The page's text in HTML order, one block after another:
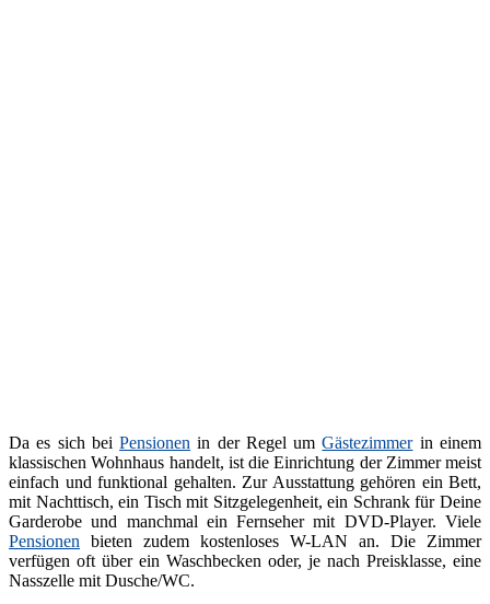
Da es sich beiPensionen in der Regel umGästezimmerin einem
klassischen Wohnhaus handelt, ist die Einrichtung der Zimmer meist
einfach und funktional gehalten. Zur Ausstattung gehören ein Bett,
mit Nachttisch, ein Tisch mit Sitzgelegenheit, ein Schrank für Deine
Garderobe und manchmal ein Fernseher mit DVD-Player. Viele
Pensionen bieten zudem kostenloses W-LAN an. Die Zimmer
verfügen oft über ein Waschbecken oder, je nach Preisklasse, eine
Nasszelle mit Dusche/WC.